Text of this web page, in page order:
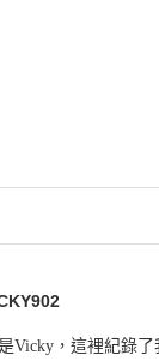
Vicky，這裡紀錄